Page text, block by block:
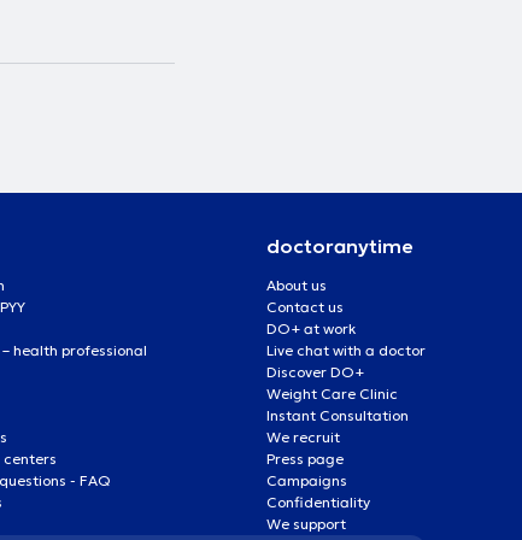
health professional
centers
- FAQ
doctoranytime
About us
Contact us
DO+ at work
Live chat with a doctor
Discover DO+
Weight Care Clinic
Instant Consultation
We recruit
Press page
Campaigns
Confidentiality
We support